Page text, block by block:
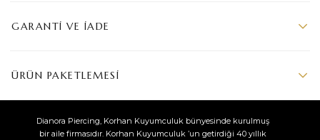
GARANTI VE İADE
ÜRÜN PAKETLEMESI
Dianora Piercing, Korhan Kuyumculuk bünyesinde kurulmuş
bir aile firmasıdır. Korhan Kuyumculuk ’un getirdiği 40 yıllık